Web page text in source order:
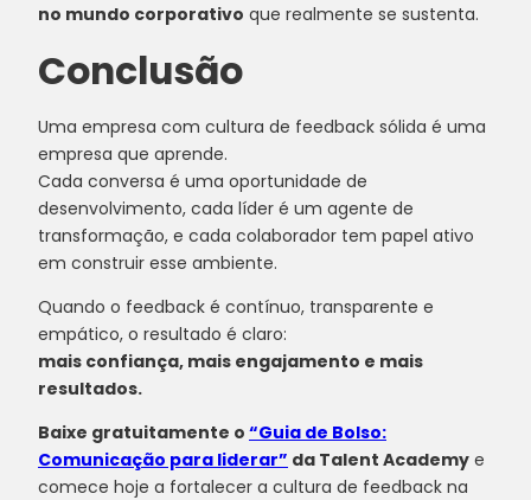
no mundo corporativo que realmente se sustenta.
Conclusão
Uma empresa com cultura de feedback sólida é uma
empresa que aprende.
Cada conversa é uma oportunidade de
desenvolvimento, cada líder é um agente de
transformação, e cada colaborador tem papel ativo
em construir esse ambiente.
Quando o feedback é contínuo, transparente e
empático, o resultado é claro:
mais confiança, mais engajamento e mais
resultados.
Baixe gratuitamente o “Guia de Bolso:
Comunicação para liderar” da Talent Academy e
comece hoje a fortalecer a cultura de feedback na